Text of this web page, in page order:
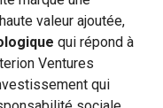
valeur ajoutée,
qui répond à
Ventures
qui